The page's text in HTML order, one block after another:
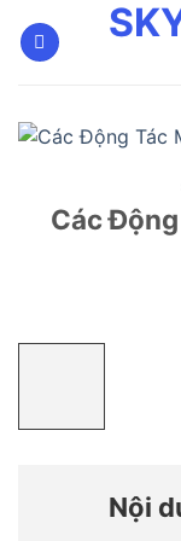
qua
Các
Nội